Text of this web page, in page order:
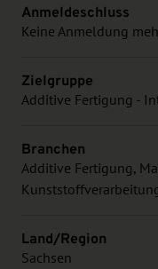
Anmeldeschluss
Keine Anmeldung
Zielgruppe
Additive Fertigung -
Branchen
Additive Fertigung,
Land/Region
Sachsen